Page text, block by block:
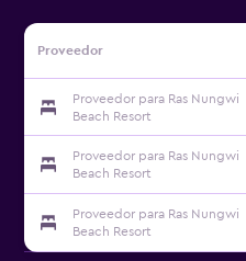
Proveedor
Proveedor para Ras Nungwi
Beach Resort
Proveedor para Ras Nungwi
Beach Resort
Proveedor para Ras Nungwi
Beach Resort